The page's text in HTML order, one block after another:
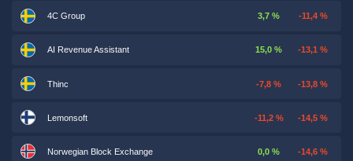
4C Group 3,7 % -11,4 %
AI Revenue Assistant 15,0 % -13,1 %
Thinc -7,8 % -13,8 %
Lemonsoft -11,2 % -14,5 %
Norwegian Block Exchange 0,0 % -14,6 %